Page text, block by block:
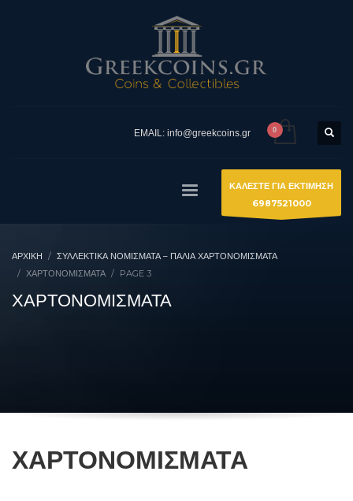
EMAIL: info@greekcoins.gr
ΚΑΛΕΣΤΕ ΓΙΑ ΕΚΤΙΜΗΣΗ
6987521000
ΑΡΧΙΚΉ
ΣΥΛΛΕΚΤΙΚΆ ΝΟΜΊΣΜΑΤΑ – ΠΑΛΙΆ ΧΑΡΤΟΝΟΜΊΣΜΑΤΑ
ΧΑΡΤΟΝΟΜΙΣΜΑΤΑ
PAGE 3
ΧΑΡΤΟΝΟΜΙΣΜΑΤΑ
ΧΑΡΤΟΝΟΜΙΣΜΑΤΑ